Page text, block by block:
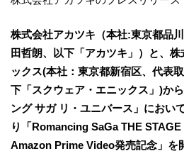
株式会社アカツキ（本社:東京都品
田哲朗、以下「アカツキ」）と、
ックス(本社：東京都新宿区、代表
下「スクウェア・エニックス」)か
ング サガ リ・ユニバース」におい
り「Romancing SaGa THE
Amazon Prime Video発売記念」を